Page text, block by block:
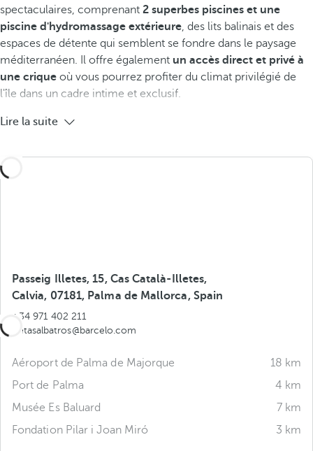
spectaculaires, comprenant 2 superbes piscines et une
piscine d'hydromassage extérieure, des lits balinais et des
espaces de détente qui semblent se fondre dans le paysage
méditerranéen. Il offre également un accès direct et privé à
une crique où vous pourrez profiter du climat privilégié de
l'île dans un cadre intime et exclusif.
Lire la suite
Passeig Illetes, 15, Cas Català-Illetes,
Calvia, 07181, Palma de Mallorca, Spain
+34 971 402 211
illetasalbatros@barcelo.com
Aéroport de Palma de Majorque
18 km
Port de Palma
4 km
Musée Es Baluard
7 km
Fondation Pilar i Joan Miró
3 km